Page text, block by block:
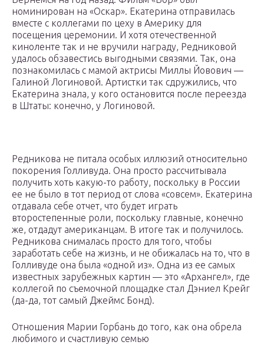
номинирован на «Оскар». Екатерина отправилась
вместе с коллегами по цеху в Америку для
посещения церемонии. И хотя отечественной
киноленте так и не вручили награду, Редниковой
удалось обзавестись выгодными связями. Так, она
познакомилась с мамой актрисы Миллы Йовович —
Галиной Логиновой. Артистки так сдружились, что
Екатерина знала, у кого остановится после переезда
в Штаты: конечно, у Логиновой.
Редникова не питала особых иллюзий относительно
покорения Голливуда. Она просто рассчитывала
получить хоть какую-то работу, поскольку в России
ее не было в тот период от слова «совсем». Екатерина
отдавала себе отчет, что будет играть
второстепенные роли, поскольку главные, конечно
же, отдадут американцам. В итоге так и получилось.
Редникова снималась просто для того, чтобы
заработать себе на жизнь, и не обижалась на то, что в
Голливуде она была «одной из». Одна из ее самых
известных зарубежных картин — это «Архангел», где
коллегой по съемочной площадке стал Дэниел Крейг
(да-да, тот самый Джеймс Бонд).
Отношения Марии Горбань до того, как она обрела
любимого и счастливую семью